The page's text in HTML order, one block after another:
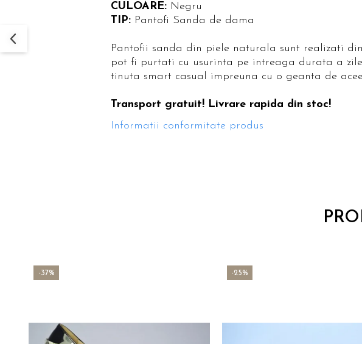
CULOARE: Negru
TIP: Pantofi Sanda de dama
Pantofii sanda din piele naturala sunt realizati
pot fi purtati cu usurinta pe intreaga durata a
tinuta smart casual impreuna cu o geanta de
Transport gratuit! Livrare rapida din stoc!
Informatii conformitate produs
-37% -25%